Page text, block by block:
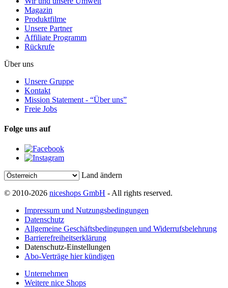
Magazin
Produktfilme
Unsere Partner
Affiliate Programm
Rückrufe
Über uns
Unsere Gruppe
Kontakt
Mission Statement - “Über uns”
Freie Jobs
Folge uns auf
Land ändern
© 2010-2026 niceshops GmbH - All rights reserved.
Impressum und Nutzungsbedingungen
Datenschutz
Allgemeine Geschäftsbedingungen und Widerrufsbelehrung
Barrierefreiheitserklärung
Datenschutz-Einstellungen
Abo-Verträge hier kündigen
Unternehmen
Weitere nice Shops